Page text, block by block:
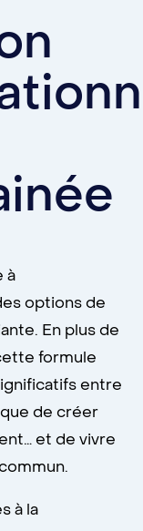
à
options de
En plus de
formule
entre
de créer
et de vivre
à la